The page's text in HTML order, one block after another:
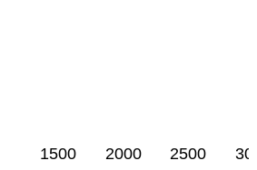
1500 2000 2500